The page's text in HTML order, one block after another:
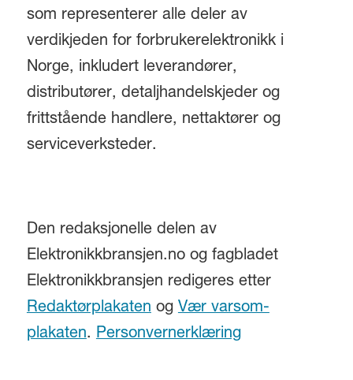
som representerer alle deler av
verdikjeden for forbrukerelektronikk i
Norge, inkludert leverandører,
distributører, detaljhandelskjeder og
frittstående handlere, nettaktører og
serviceverksteder.
Den redaksjonelle delen av
Elektronikkbransjen.no og fagbladet
Elektronikkbransjen redigeres etter
Redaktørplakaten og Vær varsom-
plakaten. Personvernerklæring